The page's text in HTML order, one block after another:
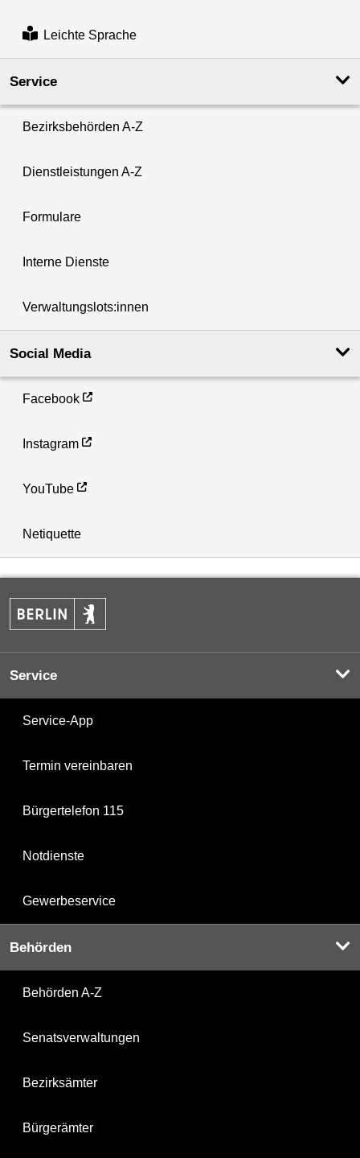
Leichte Sprache
Service
Bezirksbehörden A-Z
Dienstleistungen A-Z
Formulare
Interne Dienste
Verwaltungslots:innen
Social Media
Facebook
Instagram
YouTube
Netiquette
Service
Service-App
Termin vereinbaren
Bürgertelefon 115
Notdienste
Gewerbeservice
Behörden
Behörden A-Z
Senatsverwaltungen
Bezirksämter
Bürgerämter